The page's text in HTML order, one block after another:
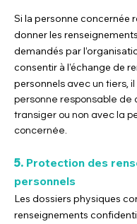
Si la personne concernée
donner les
demandés par
consentir à l’échange de
personne ls avec un tiers,
personne responsable de
transiger ou non avec la
concernée.
5. Protection des
personnels
Les dossiers physiques
renseignements